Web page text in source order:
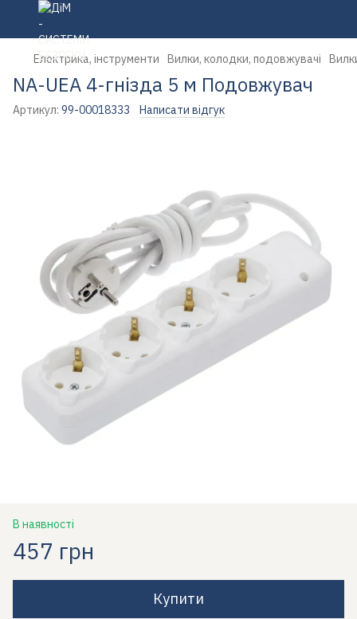
Електрика, інструменти Вилки, колодки, подовжувачі
NA-UEA 4-гнізда 5 м Подовжувач
Артикул: 99-00018333 Написати відгук
В наявності
457 грн
Купити